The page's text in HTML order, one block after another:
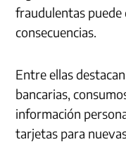
fraudulentas
consecuencias.
Entre ellas
bancarias,
información
tarjetas para